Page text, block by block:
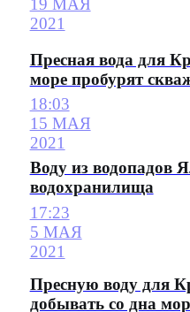
2021
Пресная вода для
море пробурят
18:03
15 МАЯ
2021
Воду из водопадов
водохранилища
17:23
5 МАЯ
2021
Пресную воду для
добывать со дна